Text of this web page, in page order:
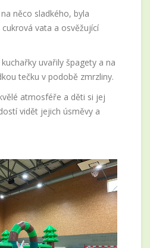
něco sladkého, byla
vata a osvěžující
uvařily špagety a na
tečku v podobě zmrzliny.
atmosféře a děti si jej
vidět jejich úsměvy a